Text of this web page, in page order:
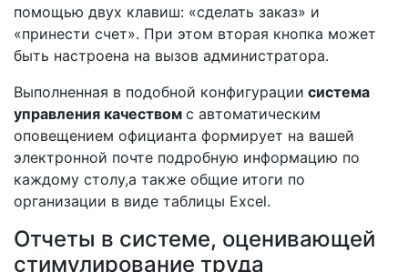
помощью двух клавиш: «сделать заказ» и
«принести счет». При этом вторая кнопка может
быть настроена на вызов администратора.
Выполненная в подобной конфигурации система
управления качеством с автоматическим
оповещением официанта формирует на вашей
электронной почте подробную информацию по
каждому столу,а также общие итоги по
организации в виде таблицы Excel.
Отчеты в системе, оценивающей
стимулирование труда